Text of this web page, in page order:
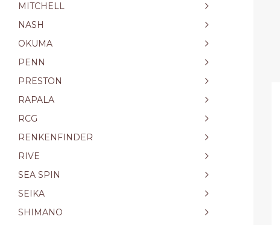
MITCHELL
NASH
OKUMA
PENN
PRESTON
RAPALA
RCG
RENKENFINDER
RIVE
SEA SPIN
SEIKA
SHIMANO